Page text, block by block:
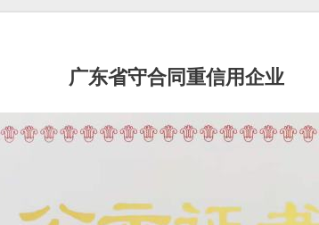
智慧乐家
广东省守合同重信用企业